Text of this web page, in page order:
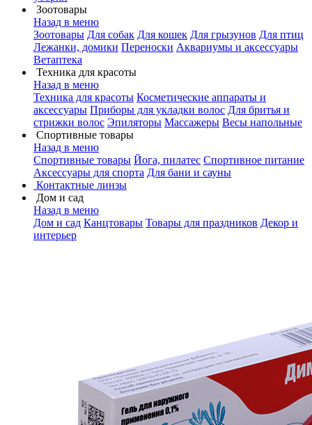
Зоотовары
Назад в меню
Зоотовары Для собак Для кошек Для грызунов Для птиц
Лежанки, домики Переноски Аквариумы и аксессуары
Ветаптека
Техника для красоты
Назад в меню
Техника для красоты Косметические аппараты и
аксессуары Приборы для укладки волос Для бритья и
стрижки волос Эпиляторы Массажеры Весы напольные
Спортивные товары
Назад в меню
Спортивные товары Йога, пилатес Спортивное питание
Аксессуары для спорта Для бани и сауны
Контактные линзы
Дом и сад
Назад в меню
Дом и сад Канцтовары Товары для праздников Декор и
интерьер